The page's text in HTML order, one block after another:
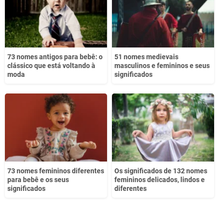
Outro
73 nomes antigos para bebê: o
clássico que está voltando à
moda
51 nomes medievais
masculinos e femininos e seus
significados
73 nomes femininos diferentes
para bebê e os seus
significados
Os significados de 132 nomes
femininos delicados, lindos e
diferentes